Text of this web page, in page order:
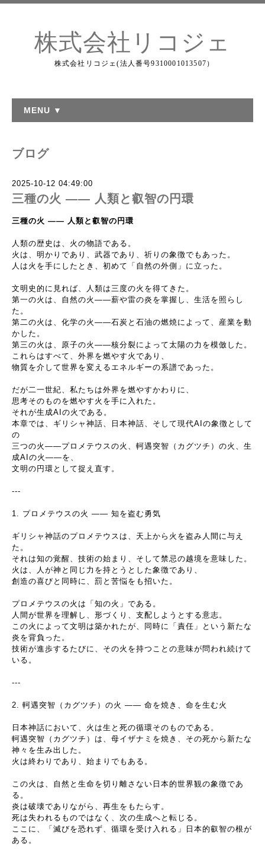
株式会社リコジェ
株式会社リコジェ(法人番号9310001013507）
MENU ▼
ブログ
2025-10-12 04:49:00
三種の火 ―― 人類と叡智の円環
三種の火 ―― 人類と叡智の円環
人類の歴史は、火の物語である。
火は、明かりであり、武器であり、祈りの象徴でもあった。
人は火を手にしたとき、初めて「自然の外側」に立った。
文明史的に見れば、人類は三度の火を得てきた。
第一の火は、自然の火 ――薪や雷の炎を掌握し、生活を照らし
た。
第二の火は、化学の火 ――石炭と石油の燃焼によって、産業を動
かした。
第三の火は、原子の火 ――核分裂によって太陽の力を模倣した。
これらはすべて、外界を燃やす火であり、
物質を介して世界を変えるエネルギーの系譜であった。
だが二一世紀、私たちは外界を燃やすかわりに、
思考そのものを燃やす火を手に入れた。
それが生成AIの火である。
本章では、ギリシャ神話、日本神話、そして現代AIの象徴として
の
三つの火 ――プロメテウスの火、軻遇突智（カグツチ）の火、生
成AIの火 ――を、
文明の円環として捉え直す。
---
1. プロメテウスの火 ―― 知を盗む勇気
ギリシャ神話のプロメテウスは、天上から火を盗み人間に与え
た。
それは知の覚醒、技術の始まり、そして禁忌の越境を意味した。
火は、人が神と同じ力を持とうとした象徴であり、
創造の喜びと同時に、罰と苦悩をも招いた。
プロメテウスの火は「知の火」である。
人間が世界を理解し、形づくり、支配しようとする意志。
この火によって文明は築かれたが、同時に「責任」という新たな
炎を背負った。
技術が進歩するたびに、その火を持つことの意味が問われ続けて
いる。
---
2. 軻遇突智（カグツチ）の火 ―― 命を焼き、命を生む火
日本神話において、火は生と死の循環そのものである。
軻遇突智（カグツチ）は、母イザナミを焼き、その死から新たな
神々を生み出した。
火は終わりであり、始まりでもある。
この火は、自然と生命を切り離さない日本的世界観の象徴であ
る。
炎は破壊でありながら、再生をもたらす。
死は失われるものではなく、次の生成へと転じる。
ここに、「滅びを恐れず、循環を受け入れる」日本的叡智の根が
ある。